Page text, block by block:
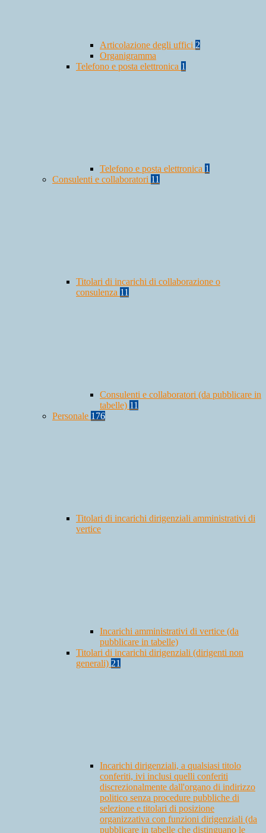
Articolazione degli uffici 2
Organigramma
Telefono e posta elettronica 1
Telefono e posta elettronica 1
Consulenti e collaboratori 11
Titolari di incarichi di collaborazione o
consulenza 11
Consulenti e collaboratori (da pubblicare in
tabelle) 11
Personale 176
Titolari di incarichi dirigenziali amministrativi di
vertice
Incarichi amministrativi di vertice (da
pubblicare in tabelle)
Titolari di incarichi dirigenziali (dirigenti non
generali) 21
Incarichi dirigenziali, a qualsiasi titolo
conferiti, ivi inclusi quelli conferiti
discrezionalmente dall'organo di indirizzo
politico senza procedure pubbliche di
selezione e titolari di posizione
organizzativa con funzioni dirigenziali (da
pubblicare in tabelle che distinguano le